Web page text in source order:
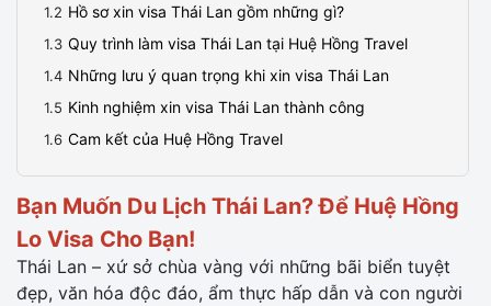
Hồ sơ xin visa Thái Lan gồm những gì?
Quy trình làm visa Thái Lan tại Huệ Hồng Travel
Những lưu ý quan trọng khi xin visa Thái Lan
Kinh nghiệm xin visa Thái Lan thành công
Cam kết của Huệ Hồng Travel
Bạn Muốn Du Lịch Thái Lan? Để Huệ Hồng
Lo Visa Cho Bạn!
Thái Lan – xứ sở chùa vàng với những bãi biển tuyệt
đẹp, văn hóa độc đáo, ẩm thực hấp dẫn và con người